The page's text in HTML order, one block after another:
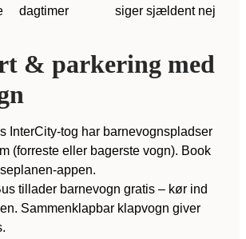
dagtimer
siger sjældent nej
& parkering med
InterCity-tog har barnevognspladser
(forreste eller bagerste vogn). Book
appen.
tillader barnevogn gratis – kør ind
Sammenklapbar klapvogn giver